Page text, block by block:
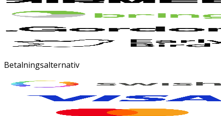
Betalningsalternativ